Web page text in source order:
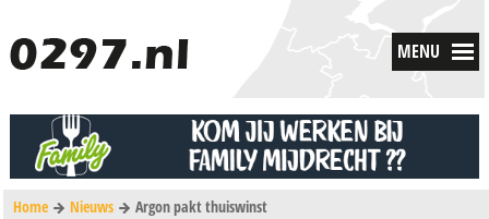
MENU
Home Nieuws Argon pakt thuiswinst